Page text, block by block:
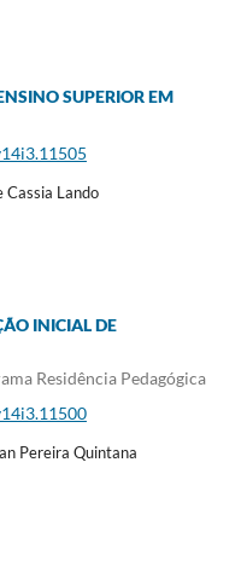
SUPERIOR EM
Cassia Lando
INICIAL DE
Residência Pedagógica
Pereira Quintana